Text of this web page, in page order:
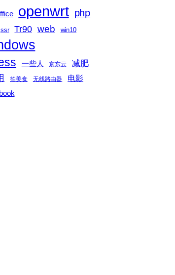
openwrt php
ssr Tr90 web win10
一些人 京东云 减肥
拍美食 无线路由器 电影